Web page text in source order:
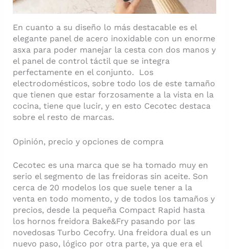
En cuanto a su diseño lo más destacable es el
elegante panel de acero inoxidable con un enorme
asxa para poder manejar la cesta con dos manos y
el panel de control táctil que se integra
perfectamente en el conjunto. Los
electrodomésticos, sobre todo los de este tamaño
que tienen que estar forzosamente a la vista en la
cocina, tiene que lucir, y en esto Cecotec destaca
sobre el resto de marcas.
Opinión, precio y opciones de compra
Cecotec es una marca que se ha tomado muy en
serio el segmento de las freidoras sin aceite. Son
cerca de 20 modelos los que suele tener a la
venta en todo momento, y de todos los tamaños y
precios, desde la pequeña Compact Rapid hasta
los hornos freidora Bake&Fry pasando por las
novedosas Turbo Cecofry. Una freidora dual es un
nuevo paso, lógico por otra parte, ya que era el